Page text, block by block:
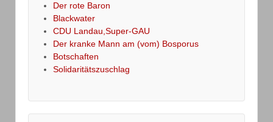
Der rote Baron
Blackwater
CDU Landau,Super-GAU
Der kranke Mann am (vom) Bosporus
Botschaften
Solidaritätszuschlag